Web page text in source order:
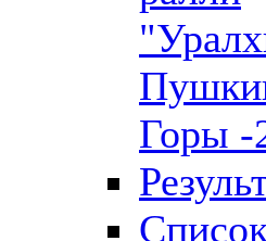
Горы -